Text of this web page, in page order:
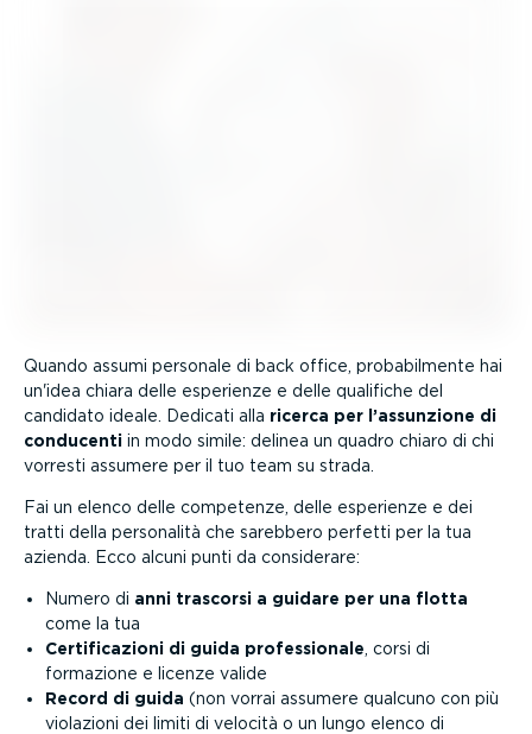
Quando assumi personale di back office, proba­bil­mente hai
un'idea chiara delle esperienze e delle qualifiche del
candidato ideale. Dedicati alla ricerca per l’assunzione di
conducenti in modo simile: delinea un quadro chiaro di chi
vorresti assumere per il tuo team su strada.
Fai un elenco delle competenze, delle esperienze e dei
tratti della personalità che sarebbero perfetti per la tua
azienda. Ecco alcuni punti da considerare:
Numero di anni trascorsi a guidare per una flotta
come la tua
Certi­fi­ca­zioni di guida profes­sionale , corsi di
formazione e licenze valide
Record di guida (non vorrai assumere qualcuno con più
violazioni dei limiti di velocità o un lungo elenco di